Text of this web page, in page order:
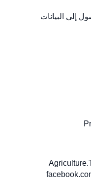
إلى البيانات